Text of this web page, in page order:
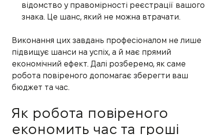
відомство у правомірності реєстрації вашого
знака. Це шанс, який не можна втрачати.
Виконання цих завдань професіоналом не лише
підвищує шанси на успіх, а й має прямий
економічний ефект. Далі розберемо, як саме
робота повіреного допомагає зберегти ваш
бюджет та час.
Як робота повіреного
економить час та гроші